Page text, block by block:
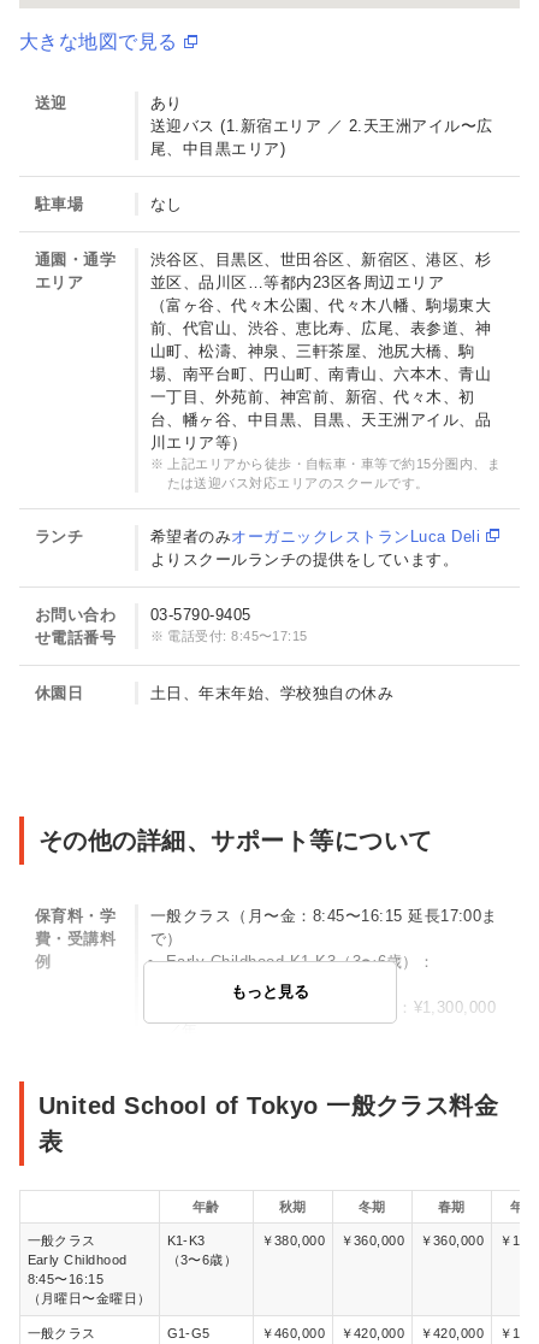
大きな地図で見る
送迎
あり
送迎バス (1.新宿エリア ／ 2.天王洲アイル〜広
尾、中目黒エリア)
駐車場 なし
通園・通学
エリア
渋谷区、目黒区、世田谷区、新宿区、港区、杉
並区、品川区…等都内23区各周辺エリア
（富ヶ谷、代々木公園、代々木八幡、駒場東大
前、代官山、渋谷、恵比寿、広尾、表参道、神
山町、松濤、神泉、三軒茶屋、池尻大橋、駒
場、南平台町、円山町、南青山、六本木、青山
一丁目、外苑前、神宮前、新宿、代々木、初
台、幡ヶ谷、中目黒、目黒、天王洲アイル、品
川エリア等）
上記エリアから徒歩・自転車・車等で約15分圏内、ま
たは送迎バス対応エリアのスクールです。
ランチ 希望者のみオーガニックレストランLuca Deli
よりスクールランチの提供をしています。
お問い合わ
せ電話番号
03-5790-9405
電話受付: 8:45〜17:15
休園日 土日、年末年始、学校独自の休み
その他の詳細、サポート等について
保育料・学
費・受講料
例
一般クラス（月〜金：8:45〜16:15 延長17:00ま
で）
Early Childhood K1-K3（3〜6歳）：
￥1,100,000／年
Elementary G1-G5（7〜12歳）：¥1,300,000
最新の税込総額価格は
こちらよりお問い合わせ下さ
い。
会金例
¥610,000
内訳：
育基金 ¥250,000
年間費用 : 施設維持費¥120,000／年, PTA会費
い。
もっと見る
United School of Tokyo 一般クラス料金
表
年齢 秋期 冬期 春期 年
一般クラス
Early Childhood
8:45〜16:15
（月曜日〜金曜日）
K1-K3
（3〜6歳）
￥380,000 ￥360,000 ￥360,000 ￥
一般クラス
G1-G5
￥460,000 ￥420,000 ￥420,000 ￥